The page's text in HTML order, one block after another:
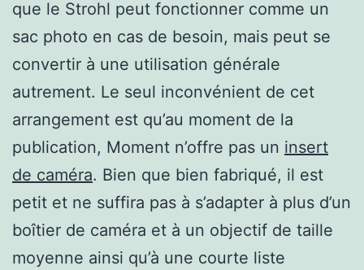
que le Strohl peut fonctionner comme un
sac photo en cas de besoin, mais peut se
convertir à une utilisation générale
autrement. Le seul inconvénient de cet
arrangement est qu’au moment de la
publication, Moment n’offre pas un insert
de caméra. Bien que bien fabriqué, il est
petit et ne suffira pas à s’adapter à plus d’un
boîtier de caméra et à un objectif de taille
moyenne ainsi qu’à une courte liste